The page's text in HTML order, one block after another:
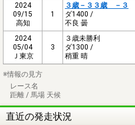
2024
09/15
高知
1
３歳－３３歳 －３
ダ1400 /
不良 曇
2024
05/04
Ｊ東京
3
３歳未勝利
ダ1300 /
稍重 晴
※情報の見方
レース名
距離 / 馬場 天候
直近の発走状況